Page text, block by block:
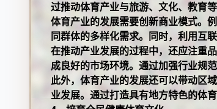
过推动体育产业与旅游、文化、教育
体育产业的发展需要创新商业模式。
同群体的多样化需求。同时，利用互
在推动产业发展的过程中，还应注重
成良好的市场环境。通过加强行业规
此外，体育产业的发展还可以带动区
业发展。通过打造具有地方特色的体